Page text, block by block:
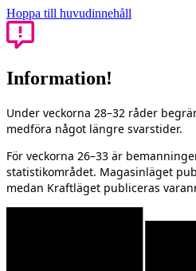
Hoppa till huvudinnehåll
Information!
Under veckorna 28–32 råder
medföra något längre svarstider.
För veckorna 26–33 är
statistikområdet. Magasinläget
medan Kraftläget publiceras